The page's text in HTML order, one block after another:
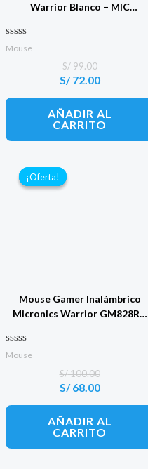
Warrior Blanco – MIC
Valorado con
Mouse
S/99.00
El
precio
original
era:
S/ 99.00.
S/72.00
El
precio
actual
es:
S/ 72.00.
AÑADIR AL
CARRITO
¡Oferta!
¡Oferta!
Mouse Gamer Inalámbrico
Micronics Warrior GM828RX
Valorado con
Mouse
S/100.00
El
original
era:
S/ 100.00.
S/68.00
El
actual
es:
S/ 68.00.
AÑADIR AL
CARRITO